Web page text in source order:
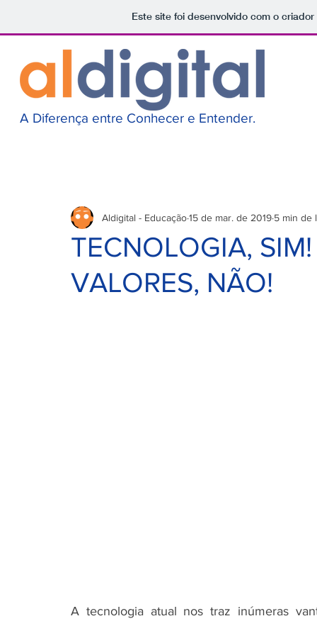
Este site foi desenvolvido com o
A Diferença entre Conhecer e Entender.
TECNOLOGIA,
VALORES, NÃO!
Aldigital - Educação15 de mar. de 2019 5 min de
A tecnologia atual nos traz inúmeras